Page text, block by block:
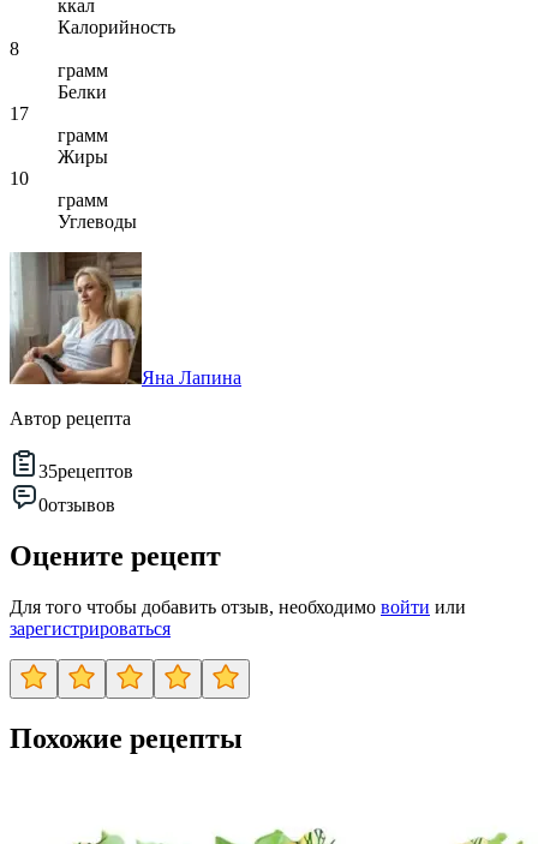
ккал
Калорийность
8
грамм
Белки
17
грамм
Жиры
10
грамм
Углеводы
Яна Лапина
Автор рецепта
35рецептов
0отзывов
Оцените рецепт
Для того чтобы добавить отзыв, необходимо войти или
зарегистрироваться
Похожие рецепты